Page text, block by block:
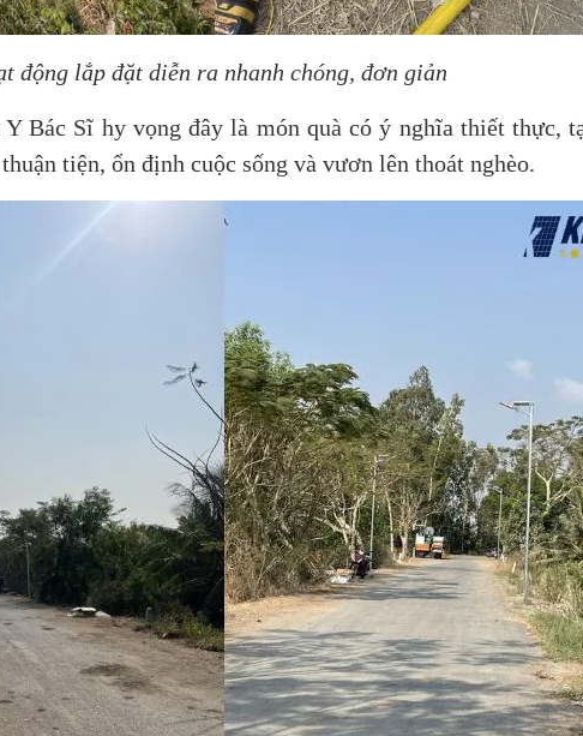
động lắp đặt diễn ra nhanh chóng, đơn giản
Bác Sĩ hy vọng đây là món quà có ý nghĩa thiết thực,
tiện, ổn định cuộc sống và vươn lên thoát nghèo.